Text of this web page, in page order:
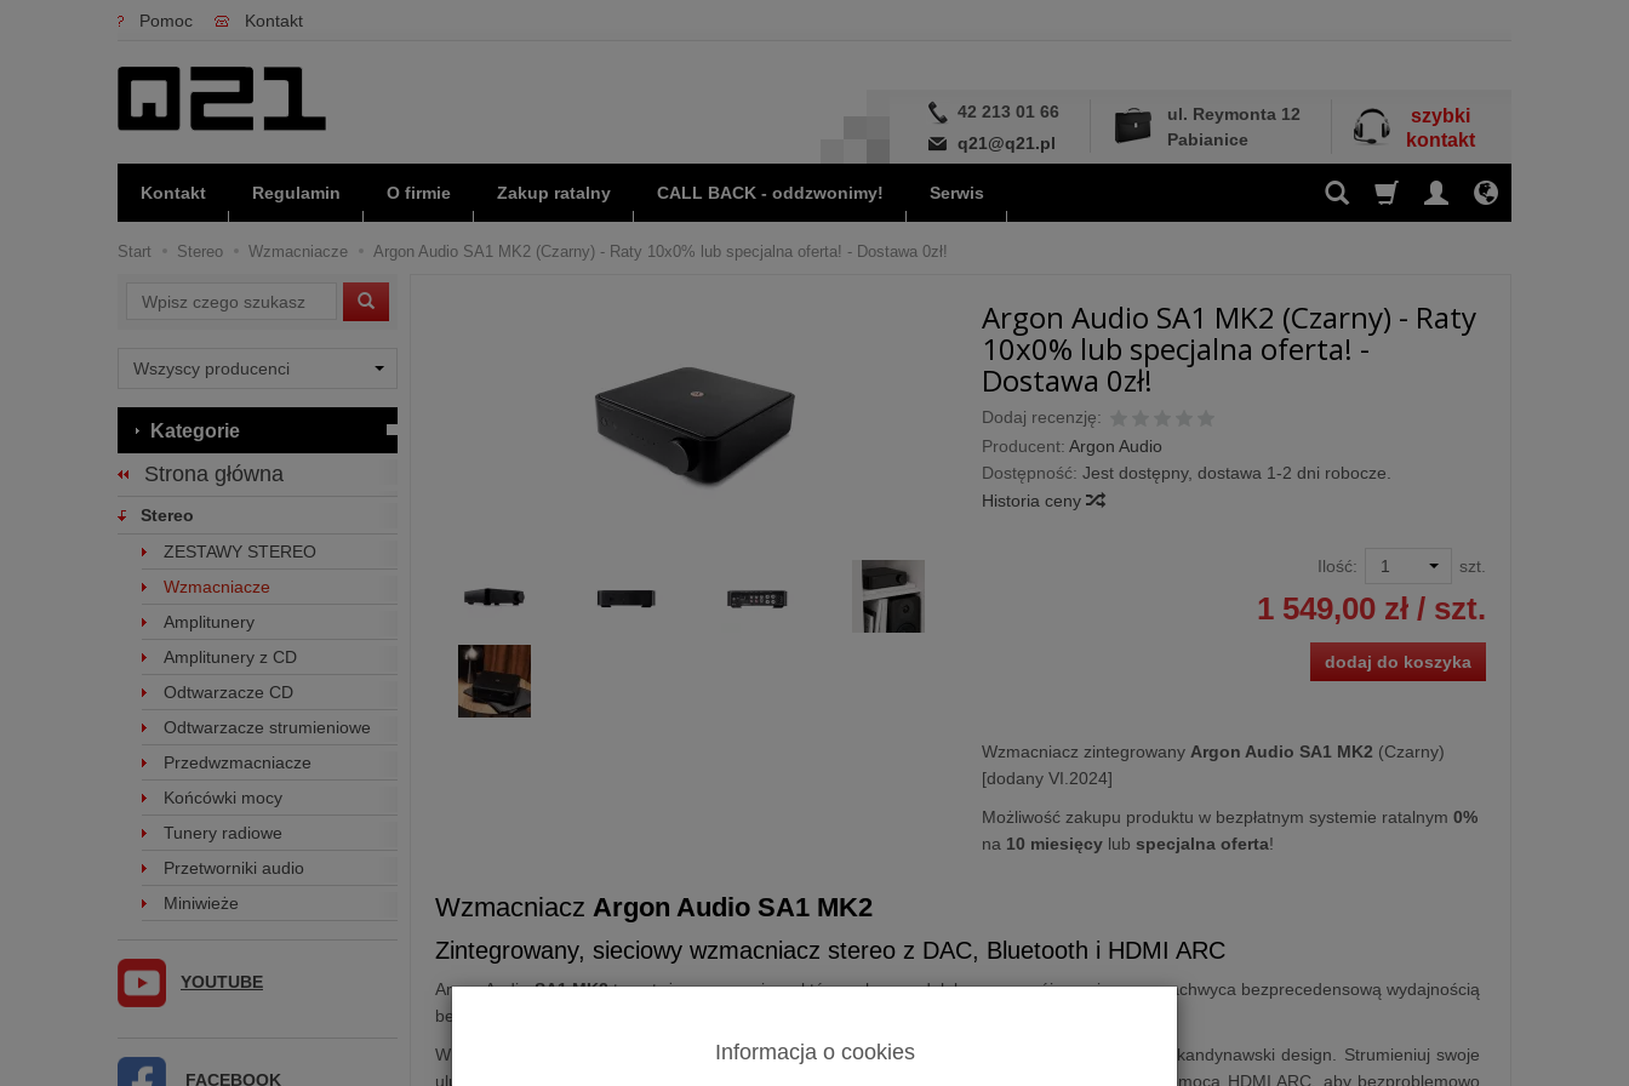
Pomoc Kontakt
42 213 01 66
q21@q21.pl
ul. Reymonta 12
Pabianice
szybki
kontakt
Kontakt Regulamin O firmie Zakup ratalny CALL BACK - oddzwonimy! Serwis
Start Stereo Wzmacniacze Argon Audio SA1 MK2 (Czarny) - Raty 10x0% lub specjalna oferta! - Dostawa 0zł!
Argon Audio SA1 MK2 (Czarny) - Raty
10x0% lub specjalna oferta! -
Dostawa 0zł!
Dodaj recenzję:
Producent: Argon Audio
Dostępność: Jest dostępny, dostawa 1-2 dni robocze.
Historia ceny
Ilość: szt.
1 549,00 zł/ szt.
dodaj do koszyka
Wzmacniacz zintegrowany Argon Audio SA1 MK2 (Czarny)
[dodany VI.2024]
Możliwość zakupu produktu w bezpłatnym systemie ratalnym 0%
na 10 miesięcylub specjalna oferta!
Wzmacniacz Argon Audio SA1 MK2
Zintegrowany, sieciowy wzmacniacz stereo z DAC, Bluetooth i HDMI ARC
Argon AudioSA1 MK2to potężny wzmacniacz, który wykracza daleko poza swój rozmiar oraz zachwyca bezprecedensową wydajnością
bez względu na to, do jakich głośników zostanie podłączony.
Wnętrze wykonane jest z wysokiej jakości komponentów, a obudowa ma piękny, nowoczesny skandynawski design. Strumieniuj swoje
ulubione bity za pomocą wysokiej klasy Bluetooth aptX HD lub podłącz go do telewizora za pomocą HDMI ARC, aby bezproblemowo
Wyszukaj
Kategorie
Strona główna
Stereo
ZESTAWY STEREO
Wzmacniacze
Amplitunery
Amplitunery z CD
Odtwarzacze CD
Odtwarzacze strumieniowe
Przedwzmacniacze
Końcówki mocy
Tunery radiowe
Przetworniki audio
Miniwieże
YOUTUBE
FACEBOOK
Informacja o cookies